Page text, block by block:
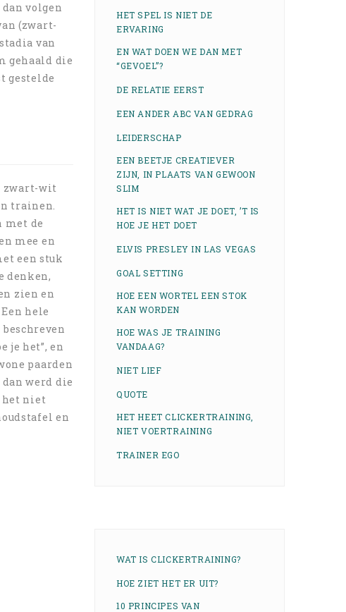
volgen
(zwart-
van
gehaald die
gestelde
zwart-wit
trainen.
met de
mee en
een stuk
denken,
zien en
hele
je het”, en
paarden
werd die
het niet
en
HET SPEL IS NIET DE
ERVARING
EN WAT DOEN WE DAN MET
“GEVOEL”?
DE RELATIE EERST
EEN ANDER ABC VAN GEDRAG
LEIDERSCHAP
EEN BEETJE CREATIEVER
ZIJN, IN PLAATS VAN GEWOON
SLIM
HET IS NIET WAT JE DOET, ’T IS
HOE JE HET DOET
ELVIS PRESLEY IN LAS VEGAS
GOAL SETTING
HOE EEN WORTEL EEN STOK
KAN WORDEN
HOE WAS JE TRAINING
VANDAAG?
NIET LIEF
QUOTE
HET HEET CLICKERTRAINING,
NIET VOERTRAINING
TRAINER EGO
WAT IS CLICKERTRAINING?
HOE ZIET HET ER UIT?
10 PRINCIPES VAN